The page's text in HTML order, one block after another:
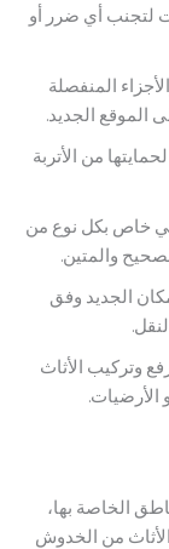
ضرر أو
الجديد.
الأتربة
نوع من
وفق
الأثاث
بها،
الخدوش